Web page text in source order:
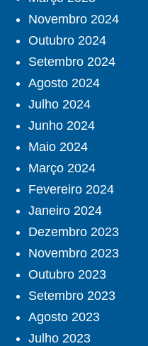
Novembro 2024
Outubro 2024
Setembro 2024
Agosto 2024
Julho 2024
Junho 2024
Maio 2024
Março 2024
Fevereiro 2024
Janeiro 2024
Dezembro 2023
Novembro 2023
Outubro 2023
Setembro 2023
Agosto 2023
Julho 2023